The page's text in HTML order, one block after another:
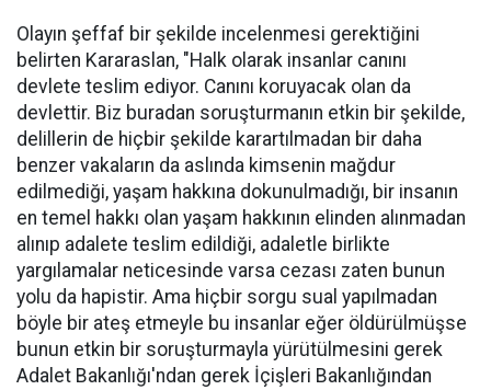
Olayın şeffaf bir şekilde incelenmesi gerektiğini
belirten Kararaslan, "Halk olarak insanlar canını
devlete teslim ediyor. Canını koruyacak olan da
devlettir. Biz buradan soruşturmanın etkin bir şekilde,
delillerin de hiçbir şekilde karartılmadan bir daha
benzer vakaların da aslında kimsenin mağdur
edilmediği, yaşam hakkına dokunulmadığı, bir insanın
en temel hakkı olan yaşam hakkının elinden alınmadan
alınıp adalete teslim edildiği, adaletle birlikte
yargılamalar neticesinde varsa cezası zaten bunun
yolu da hapistir. Ama hiçbir sorgu sual yapılmadan
böyle bir ateş etmeyle bu insanlar eğer öldürülmüşse
bunun etkin bir soruşturmayla yürütülmesini gerek
Adalet Bakanlığı'ndan gerek İçişleri Bakanlığından